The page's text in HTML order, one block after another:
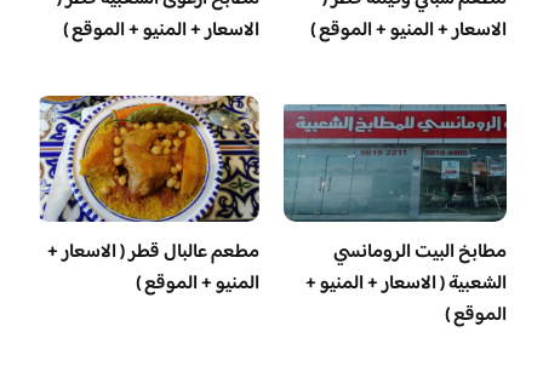
الاسعار + المنيو + الموقع )
الاسعار + المنيو + الموقع )
مطابخ البيت الرومانسي
الشعبية ( الاسعار + المنيو +
الموقع )
مطعم عالبال قطر ( الاسعار +
المنيو + الموقع )